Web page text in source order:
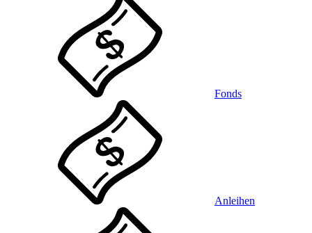
Fonds
Anleihen